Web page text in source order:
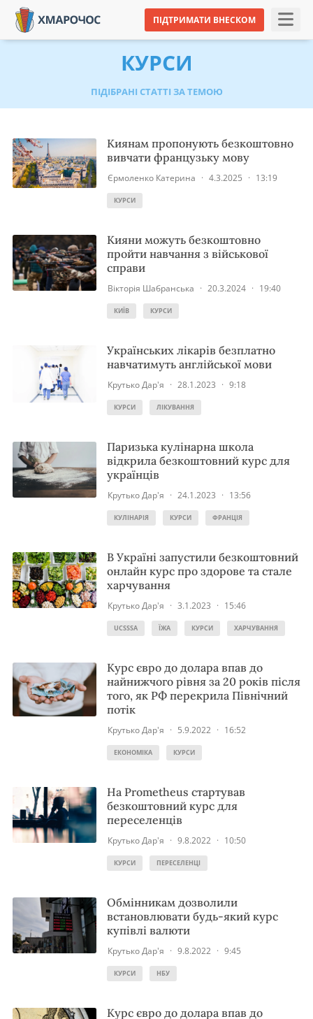
ПІДТРИМАТИ ВНЕСКОМ
КУРСИ
ПІДІБРАНІ СТАТТІ ЗА ТЕМОЮ
Киянам пропонують безкоштовно
вивчати французьку мову
Єрмоленко Катерина · 4.3.2025 · 13:19
КУРСИ
Кияни можуть безкоштовно
пройти навчання з військової
справи
Вікторія Шабранська · 20.3.2024 · 19:40
КИЇВ КУРСИ
Українських лікарів безплатно
навчатимуть англійської мови
Крутько Дар'я · 28.1.2023 · 9:18
КУРСИ ЛІКУВАННЯ
Паризька кулінарна школа
відкрила безкоштовний курс для
українців
Крутько Дар'я · 24.1.2023 · 13:56
КУЛІНАРІЯ КУРСИ ФРАНЦІЯ
В Україні запустили безкоштовний
онлайн курс про здорове та стале
харчування
Крутько Дар'я · 3.1.2023 · 15:46
UCSSSA ЇЖА КУРСИ ХАРЧУВАННЯ
Курс євро до долара впав до
найнижчого рівня за 20 років після
того, як РФ перекрила Північний
потік
Крутько Дар'я · 5.9.2022 · 16:52
ЕКОНОМІКА КУРСИ
На Prometheus стартував
безкоштовний курс для
переселенців
Крутько Дар'я · 9.8.2022 · 10:50
КУРСИ ПЕРЕСЕЛЕНЦІ
Обмінникам дозволили
встановлювати будь-який курс
купівлі валюти
Крутько Дар'я · 9.8.2022 · 9:45
КУРСИ НБУ
Курс євро до долара впав до